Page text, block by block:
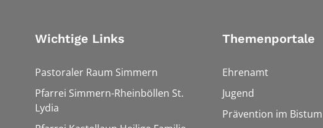
Wichtige Links
Pastoraler Raum Simmern
Pfarrei Simmern-Rheinböllen St.
Lydia
Themenportale
Ehrenamt
Jugend
Prävention im Bistum